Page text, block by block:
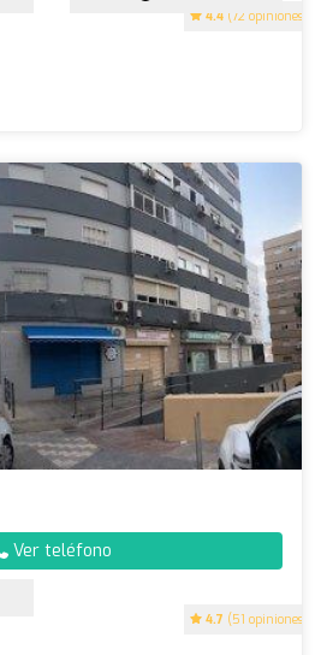
4.4 (72 opiniones)
4.7 (51 opiniones)
Ver teléfono